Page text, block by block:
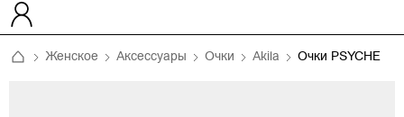
Женское Аксессуары Очки Akila Очки PSYCHE